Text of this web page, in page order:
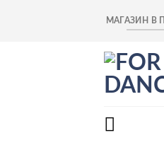
МАГАЗИН В